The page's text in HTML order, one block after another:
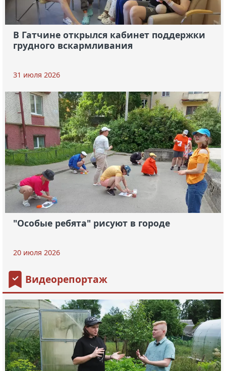
В Гатчине открылся кабинет поддержки
грудного вскармливания
31 июля 2026
"Особые ребята" рисуют в городе
20 июля 2026
Видеорепортаж